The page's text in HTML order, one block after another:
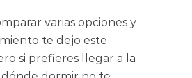
varias opciones y
te dejo este
si prefieres llegar a la